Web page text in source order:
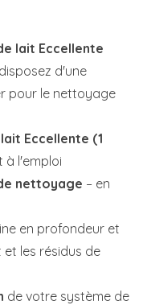
lait Eccellente
disposez d'une
pour le nettoyage
Eccellente (1
à l'emploi
nettoyage – en
en profondeur et
les résidus de
de votre système de